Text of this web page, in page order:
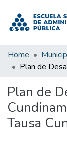
Home
Plan de
Tausa